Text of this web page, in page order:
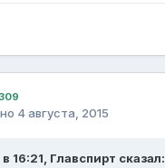
4 августа, 2015
16:21, Главспирт сказал: